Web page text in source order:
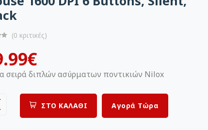
(0 κριτικές)
σειρά διπλών ασύρματων ποντικιών Nilox
ΣΤΟ ΚΑΛΑΘΙ Αγορά Τώρα